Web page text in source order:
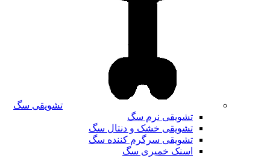
تشویقی سگ
تشویقی نرم سگ
تشویقی خشک و دنتال سگ
تشویقی سرگرم کننده سگ
اسنک خمیری سگ